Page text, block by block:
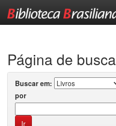
Página de busca
Buscar em:
por